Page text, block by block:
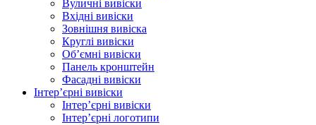
Вуличні вивіски
Вхідні вивіски
Зовнішня вивіска
Круглі вивіски
Об’ємні вивіски
Панель кронштейн
Фасадні вивіски
Інтер’єрні вивіски
Інтер’єрні вивіски
Інтер’єрні логотипи